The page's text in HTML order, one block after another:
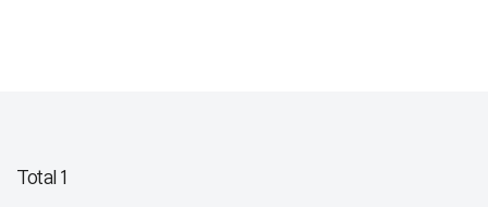
Total 1